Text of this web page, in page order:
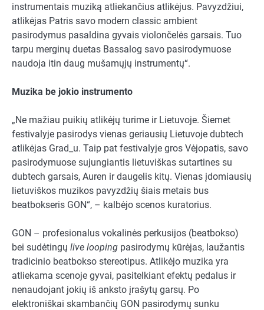
instrumentais muziką atliekančius atlikėjus. Pavyzdžiui,
atlikėjas Patris savo modern classic ambient
pasirodymus pasaldina gyvais violončelės garsais. Tuo
tarpu merginų duetas Bassalog savo pasirodymuose
naudoja itin daug mušamųjų instrumentų“.
Muzika be jokio instrumento
„Ne mažiau puikių atlikėjų turime ir Lietuvoje. Šiemet
festivalyje pasirodys vienas geriausių Lietuvoje dubtech
atlikėjas Grad_u. Taip pat festivalyje gros Vėjopatis, savo
pasirodymuose sujungiantis lietuviškas sutartines su
dubtech garsais, Auren ir daugelis kitų. Vienas įdomiausių
lietuviškos muzikos pavyzdžių šiais metais bus
beatbokseris GON“, – kalbėjo scenos kuratorius.
GON – profesionalus vokalinės perkusijos (beatbokso)
bei sudėtingų live looping pasirodymų kūrėjas, laužantis
tradicinio beatbokso stereotipus. Atlikėjo muzika yra
atliekama scenoje gyvai, pasitelkiant efektų pedalus ir
nenaudojant jokių iš anksto įrašytų garsų. Po
elektroniškai skambančių GON pasirodymų sunku